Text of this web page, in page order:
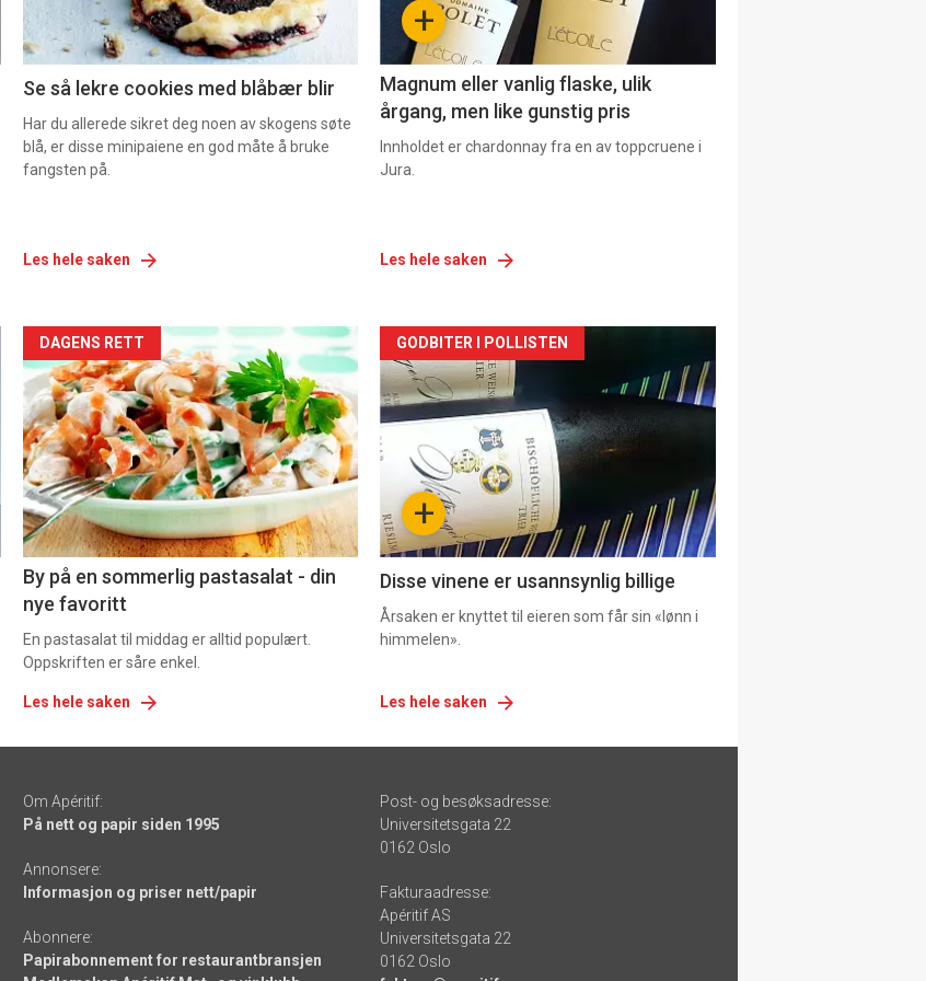
2
Se så lekre cookies med blåbær blir
Har du allerede sikret deg noen av skogens søte
blå, er disse minipaiene en god måte å bruke
fangsten på.
Les hele saken
+
Magnum eller vanlig flaske, ulik
årgang, men like gunstig pris
Innholdet er chardonnay fra en av toppcruene i
Jura.
Les hele saken
Forsiden
akkurat
nå
-
5
DAGENS RETT
By på en sommerlig pastasalat - din
nye favoritt
En pastasalat til middag er alltid populært.
Oppskriften er såre enkel.
Les hele saken
Forsiden
akkurat
nå
6 +
GODBITER I POLLISTEN
Disse vinene er usannsynlig billige
Årsaken er knyttet til eieren som får sin «lønn i
himmelen».
Les hele saken
Om Apéritif:
På nett og papir siden 1995
Annonsere:
Informasjon og priser nett/papir
Abonnere:
Papirabonnement for restaurantbransjen
Post- og besøksadresse:
Universitetsgata 22
0162 Oslo
Fakturaadresse:
Apéritif AS
Universitetsgata 22
0162 Oslo